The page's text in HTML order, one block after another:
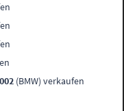
(BMW) verkaufen